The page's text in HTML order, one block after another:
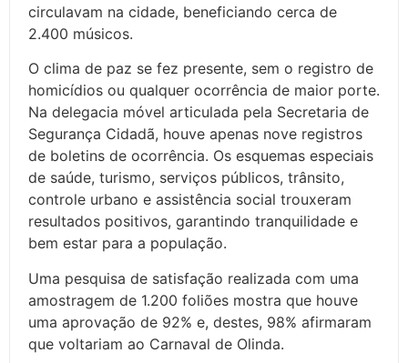
circulavam na cidade, beneficiando cerca de
2.400 músicos.
O clima de paz se fez presente, sem o registro de
homicídios ou qualquer ocorrência de maior porte.
Na delegacia móvel articulada pela Secretaria de
Segurança Cidadã, houve apenas nove registros
de boletins de ocorrência. Os esquemas especiais
de saúde, turismo, serviços públicos, trânsito,
controle urbano e assistência social trouxeram
resultados positivos, garantindo tranquilidade e
bem estar para a população.
Uma pesquisa de satisfação realizada com uma
amostragem de 1.200 foliões mostra que houve
uma aprovação de 92% e, destes, 98% afirmaram
que voltariam ao Carnaval de Olinda.